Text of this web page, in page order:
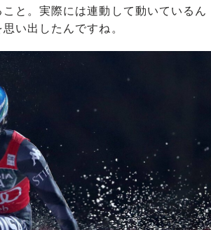
と。実際には連動して動いているん
い出したんですね。